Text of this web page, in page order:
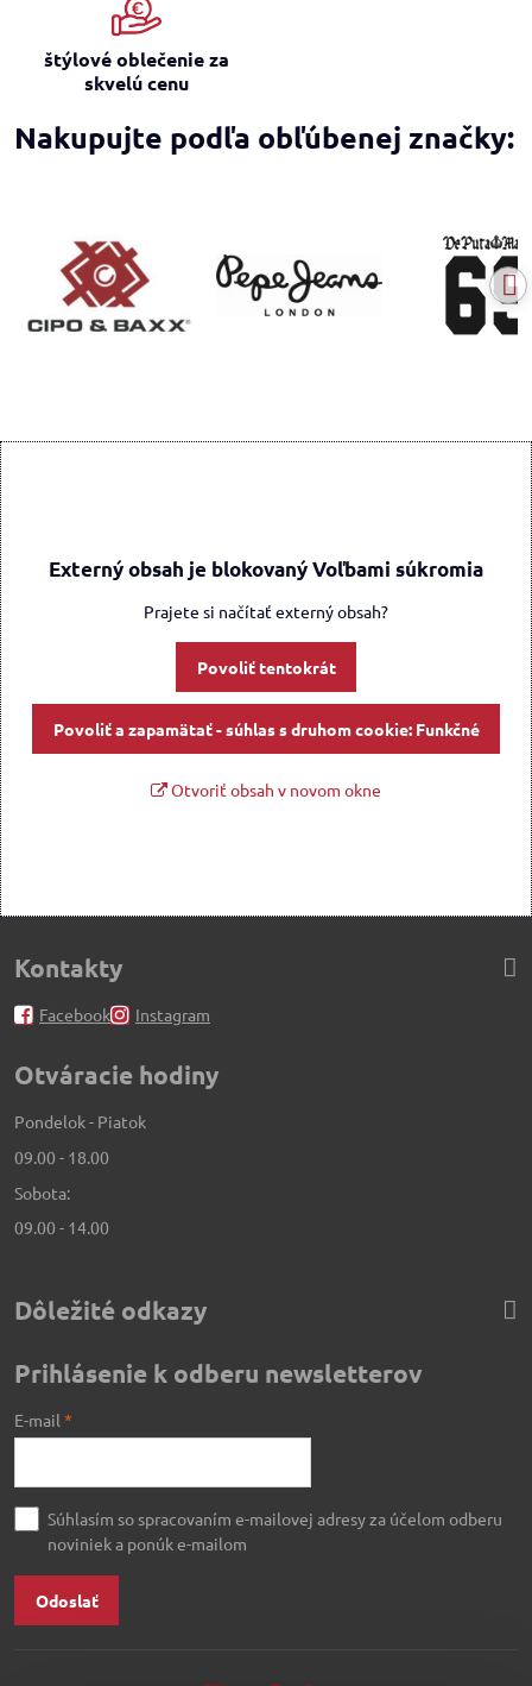
štýlové oblečenie za
skvelú cenu
Nakupujte podľa obľúbenej značky:
Externý obsah je blokovaný Voľbami súkromia
Prajete si načítať externý obsah?
Povoliť tentokrát
Povoliť a zapamätať - súhlas s druhom cookie: Funkčné
Otvoriť obsah v novom okne
Kontakty
Facebook Instagram
Otváracie hodiny
Pondelok - Piatok
09.00 - 18.00
Sobota:
09.00 - 14.00
Dôležité odkazy
Prihlásenie k odberu newsletterov
E-mail *
Súhlasím so spracovaním e-mailovej adresy za účelom odberu
noviniek a ponúk e-mailom
Odoslať